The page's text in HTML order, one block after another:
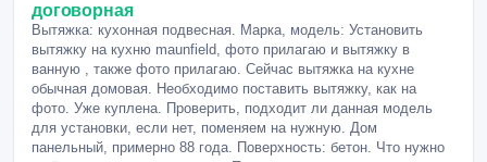
других узлов и вывоз техники в мастерскую не требуются.
Замену нужно выполнить на месте. Адрес: Московская
область, г. о. Щёлково, КП «Лосиный парк?2», ул. Лазурная. В
отклике, пожалуйста, сразу напишите полную стоимость
работы с учётом выезда и когда сможете приехать.
договорная
Вытяжка: кухонная подвесная. Марка, модель: Установить
вытяжку на кухню maunfield, фото прилагаю и вытяжку в
ванную , также фото прилагаю. Сейчас вытяжка на кухне
обычная домовая. Необходимо поставить вытяжку, как на
фото. Уже куплена. Проверить, подходит ли данная модель
для установки, если нет, поменяем на нужную. Дом
панельный, примерно 88 года. Поверхность: бетон. Что нужно